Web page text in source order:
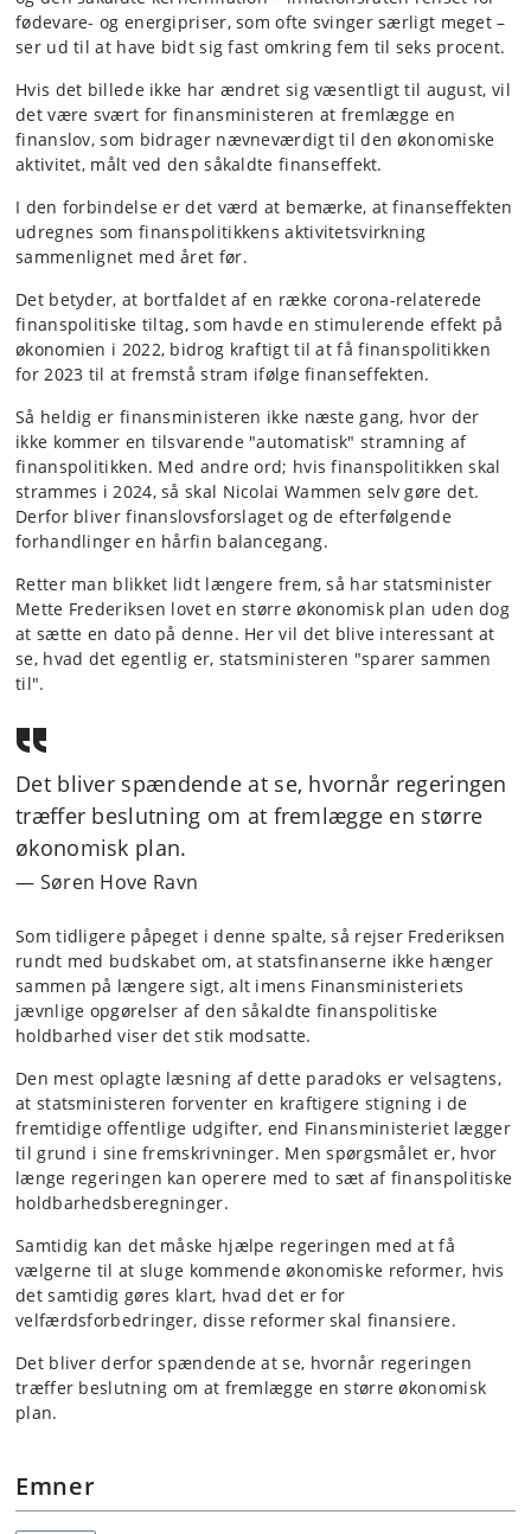
fødevare- og energipriser, som ofte svinger særligt meget –
ser ud til at have bidt sig fast omkring fem til seks procent.
Hvis det billede ikke har ændret sig væsentligt til august, vil
det være svært for finansministeren at fremlægge en
finanslov, som bidrager nævneværdigt til den økonomiske
aktivitet, målt ved den såkaldte finanseffekt.
I den forbindelse er det værd at bemærke, at finanseffekten
udregnes som finanspolitikkens aktivitetsvirkning
sammenlignet med året før.
Det betyder, at bortfaldet af en række corona-relaterede
finanspolitiske tiltag, som havde en stimulerende effekt på
økonomien i 2022, bidrog kraftigt til at få finanspolitikken
for 2023 til at fremstå stram ifølge finanseffekten.
Så heldig er finansministeren ikke næste gang, hvor der
ikke kommer en tilsvarende "automatisk" stramning af
finanspolitikken. Med andre ord; hvis finanspolitikken skal
strammes i 2024, så skal Nicolai Wammen selv gøre det.
Derfor bliver finanslovsforslaget og de efterfølgende
forhandlinger en hårfin balancegang.
Retter man blikket lidt længere frem, så har statsminister
Mette Frederiksen lovet en større økonomisk plan uden dog
at sætte en dato på denne. Her vil det blive interessant at
se, hvad det egentlig er, statsministeren "sparer sammen
til".
Det bliver spændende at se, hvornår regeringen
træffer beslutning om at fremlægge en større
økonomisk plan.
Søren Hove Ravn
Som tidligere påpeget i denne spalte, så rejser Frederiksen
rundt med budskabet om, at statsfinanserne ikke hænger
sammen på længere sigt, alt imens Finansministeriets
jævnlige opgørelser af den såkaldte finanspolitiske
holdbarhed viser det stik modsatte.
Den mest oplagte læsning af dette paradoks er velsagtens,
at statsministeren forventer en kraftigere stigning i de
fremtidige offentlige udgifter, end Finansministeriet lægger
til grund i sine fremskrivninger. Men spørgsmålet er, hvor
længe regeringen kan operere med to sæt af finanspolitiske
holdbarhedsberegninger.
Samtidig kan det måske hjælpe regeringen med at få
vælgerne til at sluge kommende økonomiske reformer, hvis
det samtidig gøres klart, hvad det er for
velfærdsforbedringer, disse reformer skal finansiere.
Det bliver derfor spændende at se, hvornår regeringen
træffer beslutning om at fremlægge en større økonomisk
plan.
Emner